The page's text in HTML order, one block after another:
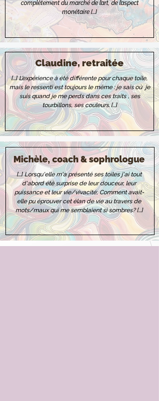
complètement du marché de l’art, de l’aspect
monétaire [...]
Claudine, retraitée
[...]L’expérience à été différente pour chaque toile,
mais le ressenti est toujours le même : je sais où je
suis quand je me perds dans ces traits , ses
tourbillons, ses couleurs.[...]
Michèle, coach & sophrologue
[...]Lorsqu'elle m'a présenté ses toiles j'ai tout
d'abord été surprise de leur douceur, leur
puissance et leur vie/vivacité; Comment avait-
elle pu éprouver cet élan de vie au travers de
mots/maux qui me semblaient si sombres?[...]